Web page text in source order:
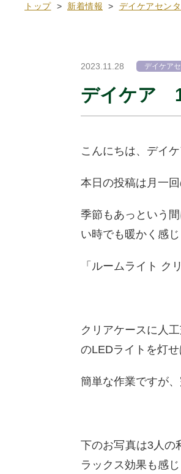
トップ> 新着情報 > デイケアセン
2023.11.28 デイケア
デイケア
こんにちは、デイケ
本日の投稿は月一
季節もあっという
い時でも暖かく感
「ルームライト ク
クリアケースに人
のLEDライトを灯
簡単な作業ですが
下のお写真は3人の
ラックス効果も感